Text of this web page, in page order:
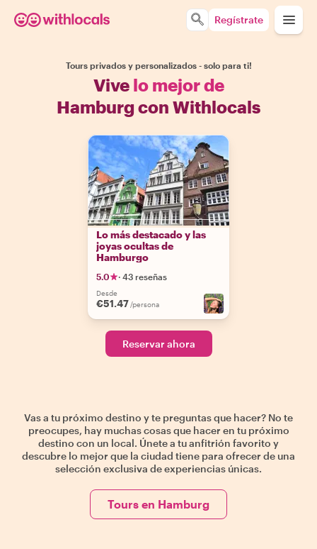
Regístrate
Tours privados y personalizados - solo para ti!
Vive lo mejor de
Hamburg con Withlocals
Lo más destacado y las
joyas ocultas de
Hamburgo
5.0 · 43 reseñas
Desde
€51.47 /persona
Reservar ahora
Vas a tu próximo destino y te preguntas que hacer? No te
preocupes, hay muchas cosas que hacer en tu próximo
destino con un local. Únete a tu anfitrión favorito y
descubre lo mejor que la ciudad tiene para ofrecer de una
selección exclusiva de experiencias únicas.
Tours en Hamburg